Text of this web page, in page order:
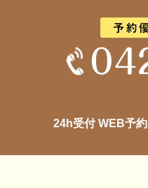
24h受付 WEB予約